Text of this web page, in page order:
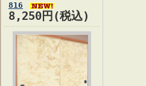
816
8,250円(税込)